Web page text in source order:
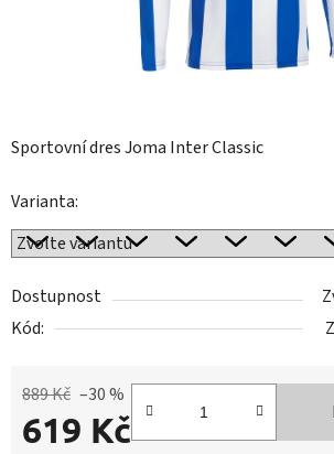
Sportovní dres Joma Inter Classic
Varianta:
Dostupnost
Kód:
889 Kč –30 %
619 Kč